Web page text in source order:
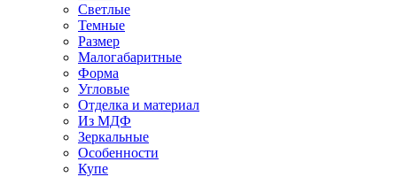
Светлые
Темные
Размер
Малогабаритные
Форма
Угловые
Отделка и материал
Из МДФ
Зеркальные
Особенности
Купе